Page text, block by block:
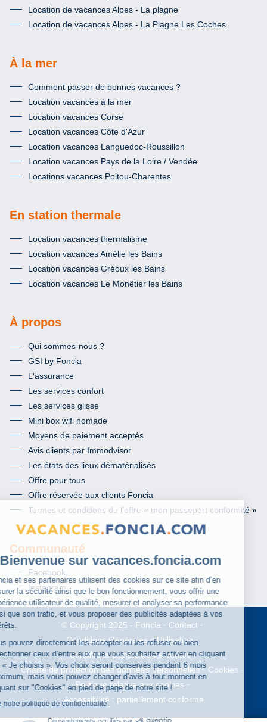
Location de vacances Alpes - La plagne
Location de vacances Alpes - La Plagne Les Coches
À la mer
Comment passer de bonnes vacances ?
Location vacances à la mer
Location vacances Corse
Location vacances Côte d'Azur
Location vacances Languedoc-Roussillon
Location vacances Pays de la Loire / Vendée
Locations vacances Poitou-Charentes
En station thermale
Location vacances thermalisme
Location vacances Amélie les Bains
Location vacances Gréoux les Bains
Location vacances Le Monêtier les Bains
À propos
Qui sommes-nous ?
GSI by Foncia
L'assurance
Les services confort
Les services glisse
Mini box wifi nomade
Moyens de paiement acceptés
Avis clients par Immodvisor
Les états des lieux dématérialisés
Offre pour tous
Offre réservée aux clients Foncia
Termes et conditions de l’offre « mon passeport conformité »
Communauté
Facebook
Instagram
© Copyright 2025 Foncia
Contact
Conditions Générales d'Utilisation
Conditions Générales de Ventes
Charte de protection des données personnelles
Cookies
Politique relative aux cookies
Accessibilité : partiellement conforme